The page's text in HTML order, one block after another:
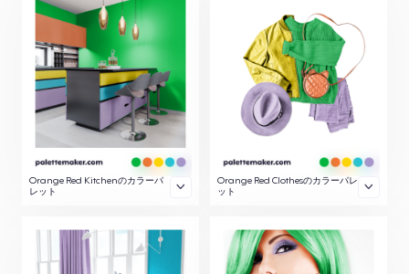
Orange Red Kitchenのカラーパ
レット
Orange Red Clothesのカラーパレ
ット